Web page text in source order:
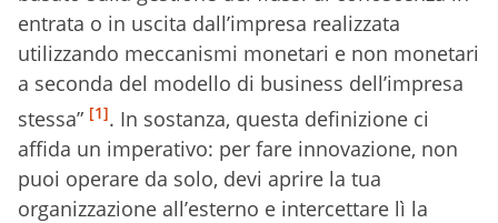
entrata o in uscita dall’impresa realizzata
utilizzando meccanismi monetari e non monetari
a seconda del modello di business dell’impresa
stessa” [1]. In sostanza, questa definizione ci
affida un imperativo: per fare innovazione, non
puoi operare da solo, devi aprire la tua
organizzazione all’esterno e intercettare lì la